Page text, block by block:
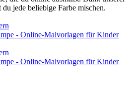
du jede beliebige Farbe mischen.